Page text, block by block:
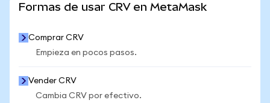
Formas de usar CRV en MetaMask
Comprar CRV
Empieza en pocos pasos.
Vender CRV
Cambia CRV por efectivo.